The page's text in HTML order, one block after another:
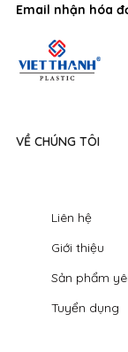
VỀ CHÚNG TÔI
Liên hệ
Giới thiệu
Sản phẩm
Tuyển dụng
Email nhận hóa